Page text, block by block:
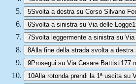
5Svolta a destra su Corso Silvano
6Svolta a sinistra su Via delle Logge
7Svolta leggermente a sinistra su Via
8Alla fine della strada svolta a
9Prosegui su Via Cesare Battisti177
10Alla rotonda prendi la 1ª uscita su